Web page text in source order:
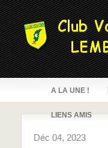
A LA UNE !
LIENS AMIS
Déc 04, 2023